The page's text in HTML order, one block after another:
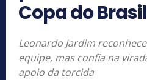
Copa do Brasil
Leonardo Jardim
equipe, mas confia na
apoio da torcida